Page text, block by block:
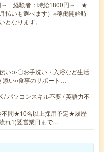
～ 経験者：時給1800円～ ★
払いも選べます）※稼働開始時
となります。
い≫〇お手洗い・入浴など生活
添い○食事のサポート…
/ パソコンスキル不要 / 英語力不
問★10名以上採用予定★履歴
れ1)翌営業日まで…